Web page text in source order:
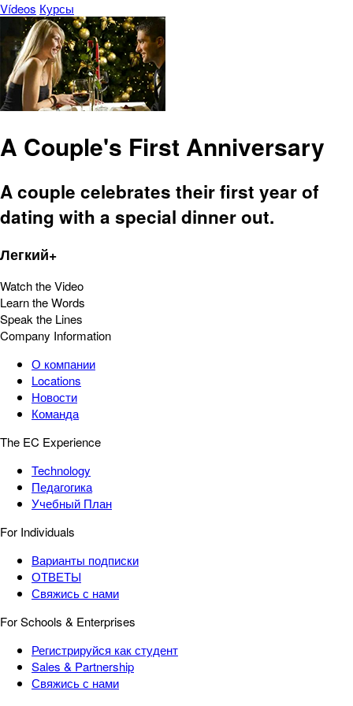
Vídeos Курсы
A Couple's First Anniversary
A couple celebrates their first year of
dating with a special dinner out.
Легкий+
Watch the Video
Learn the Words
Speak the Lines
Company Information
О компании
Locations
Новости
Команда
The EC Experience
Technology
Педагогика
Учебный План
For Individuals
Варианты подписки
ОТВЕТЫ
Свяжись с нами
For Schools & Enterprises
Регистрируйся как студент
Sales & Partnership
Свяжись с нами